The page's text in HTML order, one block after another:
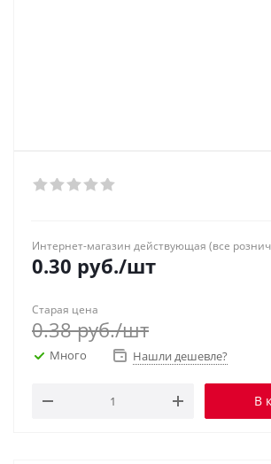
Интернет-магазин действующая (все
0.30 руб./шт
Старая цена
0.38руб./шт
Много Нашли дешевле?
В